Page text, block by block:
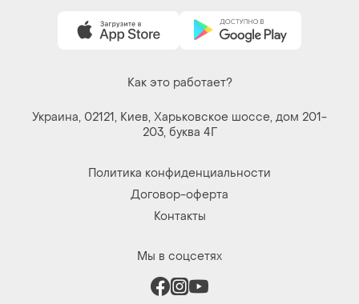
Как это работает?
Украина, 02121, Киев, Харьковское шоссе, дом 201-
203, буква 4Г
Политика конфиденциальности
Договор-оферта
Контакты
Мы в соцсетях